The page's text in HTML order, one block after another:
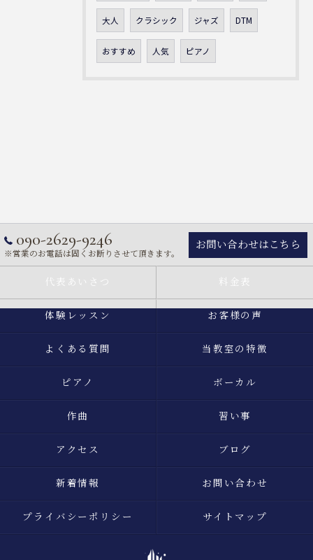
大人 クラシック ジャズ DTM
おすすめ 人気 ピアノ
090-2629-9246
※営業のお電話は固くお断りさせて頂きます。
お問い合わせはこちら
代表あいさつ 料金表
体験レッスン お客様の声
よくある質問 当教室の特徴
ピアノ ボーカル
作曲 習い事
アクセス ブログ
新着情報 お問い合わせ
プライバシーポリシー サイトマップ